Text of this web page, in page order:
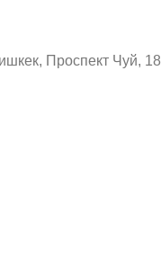
Проспект Чуй,